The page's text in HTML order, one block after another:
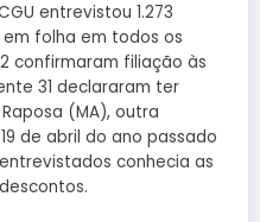
entrevistou 1.273
folha em todos os
confirmaram filiação às
31 declararam ter
(MA), outra
de abril do ano passado
conhecia as